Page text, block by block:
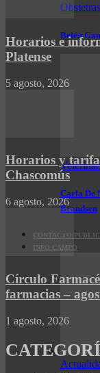
Obstetras
Belén
Carla De
Brandsen
CONTACTO/
INFO CAMPO
Horarios e
Platense
5 agosto, 2026
Horarios y
Chascomús
6 agosto, 2026
Círculo
farmacias –
1 agosto, 2026